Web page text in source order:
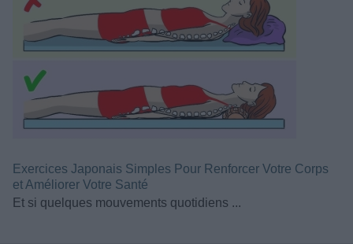
Exercices Japonais Simples Pour Renforcer Votre Corps
et Améliorer Votre Santé
Et si quelques mouvements quotidiens ...